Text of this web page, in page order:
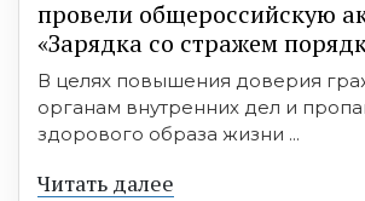
провели общероссийскую
«Зарядка со стражем
В целях повышения доверия
органам внутренних дел и
здорового образа жизни ...
Читать далее